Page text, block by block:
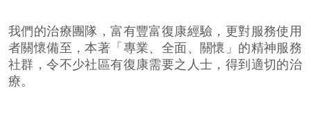
我們的治療團隊，富有豐富復康經驗，更對服務使用
者關懷備至，本著「專業、全面、關懷」的精神服務
社群，令不少社區有復康需要之人士，得到適切的治
療。